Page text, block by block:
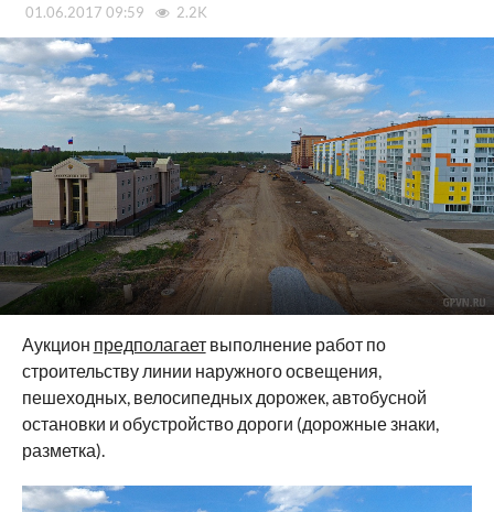
01.06.2017 09:59 2.2K
Аукцион предполагаетвыполнение работ по
строительству линии наружного освещения,
пешеходных, велосипедных дорожек, автобусной
остановки и обустройство дороги (дорожные знаки,
разметка).